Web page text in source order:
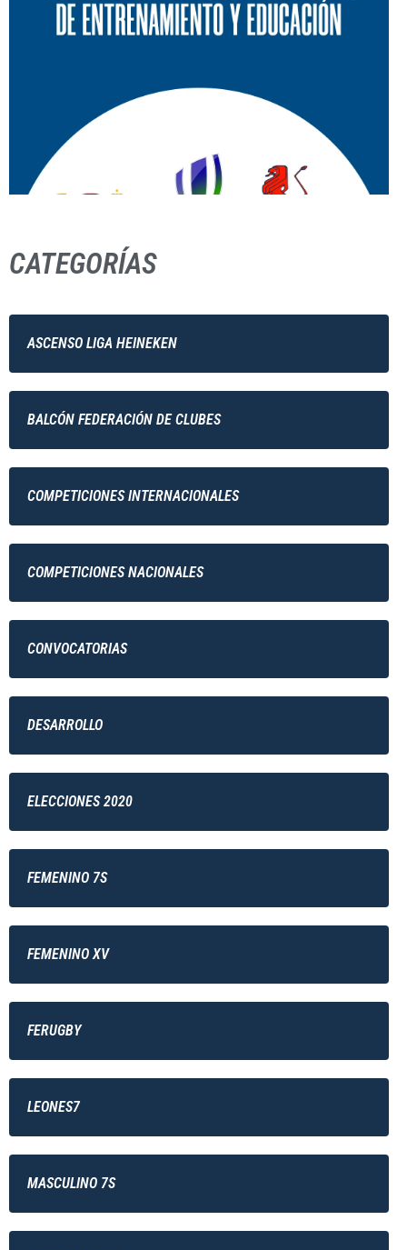
CATEGORÍAS
ASCENSO LIGA HEINEKEN
BALCÓN FEDERACIÓN DE CLUBES
COMPETICIONES INTERNACIONALES
COMPETICIONES NACIONALES
CONVOCATORIAS
DESARROLLO
ELECCIONES 2020
FEMENINO 7S
FEMENINO XV
FERUGBY
LEONES7
MASCULINO 7S